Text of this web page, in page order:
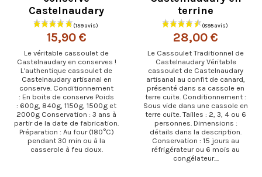
Castelnaudary
15,90 €
Le véritable cassoulet de
Castelnaudary en conserves !
L'authentique cassoulet de
Castelnaudary artisanal en
conserve. Conditionnement
: En boite de conserve Poids
: 600g, 840g, 1150g, 1500g et
2000g Conservation : 3 ans à
partir de la date de fabrication.
Préparation : Au four (180°C)
pendant 30 min ou à la
casserole à feu doux.
terrine
28,00 €
Le Cassoulet Traditionnel de
Castelnaudary Véritable
cassoulet de Castelnaudary
artisanal au confit de canard,
présenté dans sa cassole en
terre cuite. Conditionnement :
Sous vide dans une cassole en
terre cuite. Tailles : 2, 3, 4 ou 6
personnes. Dimensions :
détails dans la description.
Conservation : 15 jours au
réfrigérateur ou 6 mois au
congélateur....